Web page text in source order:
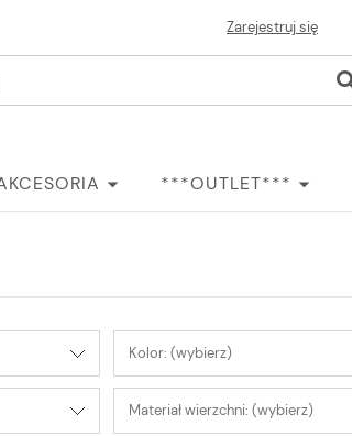
Zarejestruj się
***OUTLET***
Kolor: (wybierz)
Materiał wierzchni: (wybierz)